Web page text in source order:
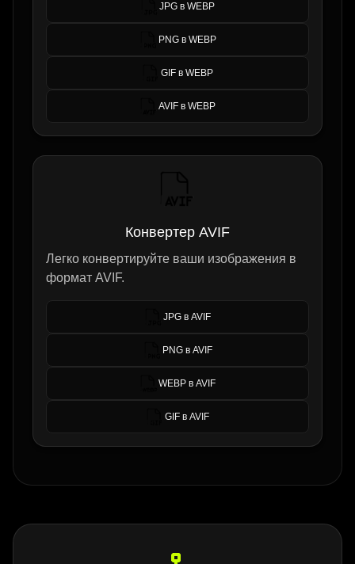
JPG в WEBP
PNG в WEBP
GIF в WEBP
AVIF в WEBP
Конвертер AVIF
Легко конвертируйте ваши изображения в
формат AVIF.
JPG в AVIF
PNG в AVIF
WEBP в AVIF
GIF в AVIF